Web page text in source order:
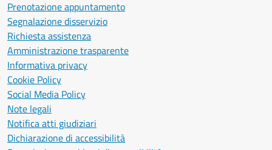
Prenotazione appuntamento
Segnalazione disservizio
Richiesta assistenza
Amministrazione trasparente
Informativa privacy
Cookie Policy
Social Media Policy
Note legali
Notifica atti giudiziari
Dichiarazione di accessibilità